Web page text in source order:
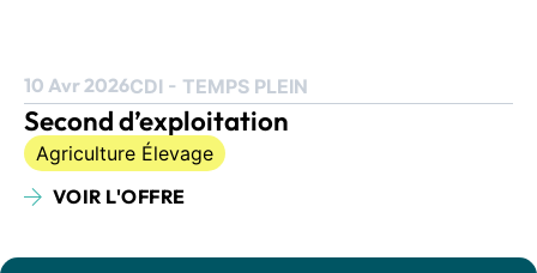
10 Avr 2026CDI - TEMPS PLEIN
Second d’exploitation
Agriculture Élevage
VOIR L'OFFRE